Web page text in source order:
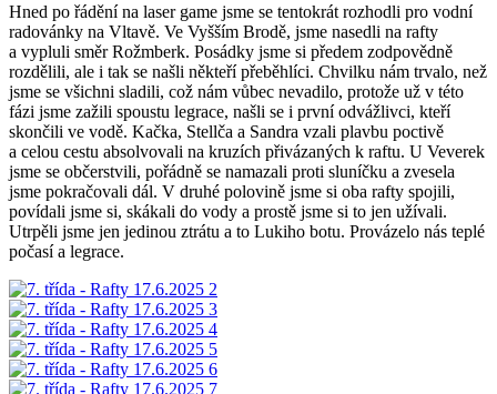
Hned po řádění na laser game jsme se tentokrát rozhodli pro vodní
radovánky na Vltavě. Ve Vyšším Brodě, jsme nasedli na rafty
a vypluli směr Rožmberk. Posádky jsme si předem zodpovědně
rozdělili, ale i tak se našli někteří přeběhlíci. Chvilku nám trvalo, než
jsme se všichni sladili, což nám vůbec nevadilo, protože už v této
fázi jsme zažili spoustu legrace, našli se i první odvážlivci, kteří
skončili ve vodě. Kačka, Stellča a Sandra vzali plavbu poctivě
a celou cestu absolvovali na kruzích přivázaných k raftu. U Veverek
jsme se občerstvili, pořádně se namazali proti sluníčku a zvesela
jsme pokračovali dál. V druhé polovině jsme si oba rafty spojili,
povídali jsme si, skákali do vody a prostě jsme si to jen užívali.
Utrpěli jsme jen jedinou ztrátu a to Lukiho botu. Provázelo nás teplé
počasí a legrace.